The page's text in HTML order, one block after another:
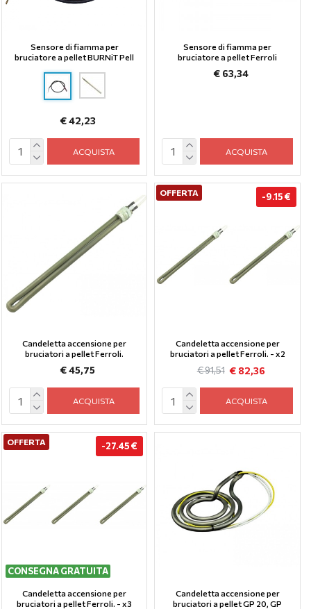
Sensore di fiamma per
bruciatore a pellet BURNiT Pell
€ 42,23
ACQUISTA
Sensore di fiamma per
bruciatore a pellet Ferroli
€ 63,34
ACQUISTA
Candeletta accensione per
bruciatori a pellet Ferroli.
€ 45,75
ACQUISTA
OFFERTA -9.15 €
Candeletta accensione per
bruciatori a pellet Ferroli. - x2
€ 82,36
€ 91,51
ACQUISTA
OFFERTA
CONSEGNA GRATUITA
-27.45 €
Candeletta accensione per
bruciatori a pellet Ferroli. - x3
Candeletta accensione per
bruciatori a pellet GP 20, GP